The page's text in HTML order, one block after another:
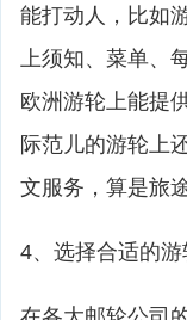
能打动人，比如
上须知、菜单、
欧洲游轮上能提
际范儿的游轮上
文服务，算是旅
4、选择合适的游